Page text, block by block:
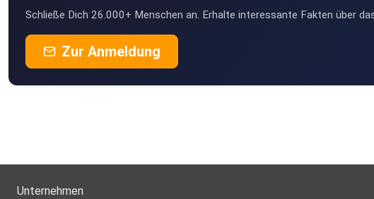
Schließe Dich 26.000+ Menschen an. Erhalte interessante Fakten über
Zur Anmeldung
Unternehmen